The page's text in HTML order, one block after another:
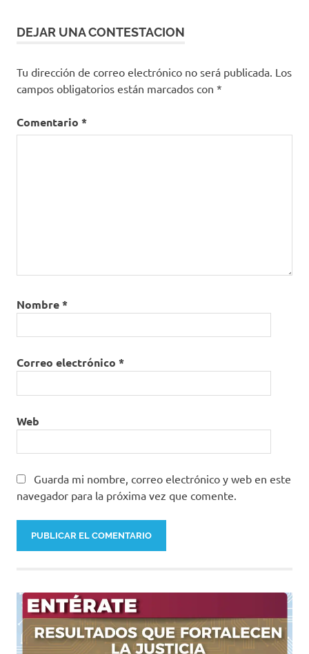
DEJAR UNA CONTESTACION
Tu dirección de correo electrónico no será publicada. Los
campos obligatorios están marcados con *
Comentario *
Nombre*
Correo electrónico *
Web
Guarda mi nombre, correo electrónico y web en este
navegador para la próxima vez que comente.